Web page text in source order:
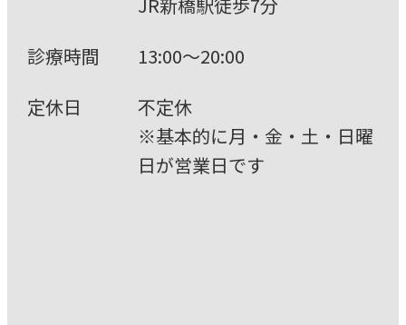
診療時間
13:00〜20:00
定休⽇
不定休
※基本的に⽉・⾦・⼟・⽇曜
⽇が営業⽇です